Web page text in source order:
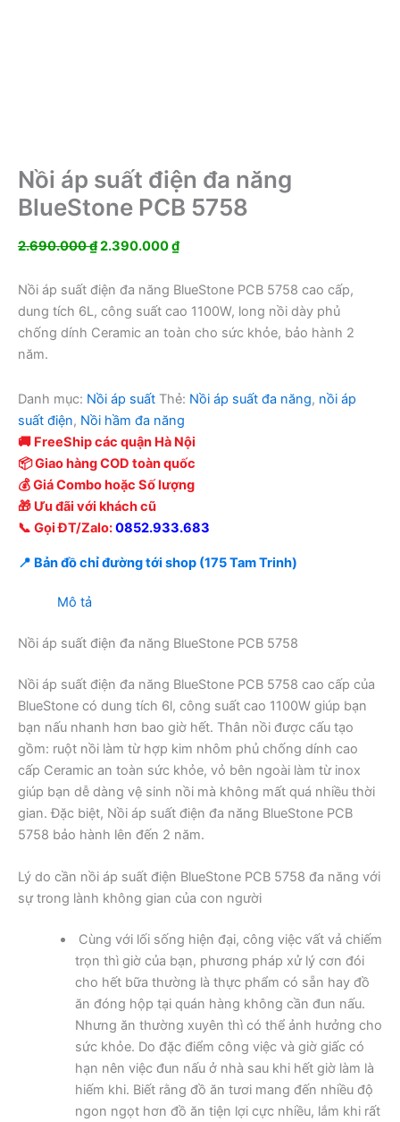
Nồi áp suất điện đa năng
BlueStone PCB 5758
2.690.000₫Giá
là:
2.690.000 ₫.
2.390.000₫Giá
tại
là:
2.390.000 ₫.
Nồi áp suất điện đa năng BlueStone PCB 5758 cao cấp,
dung tích 6L, công suất cao 1100W, long nồi dày phủ
chống dính Ceramic an toàn cho sức khỏe, bảo hành 2
năm.
Danh mục: Nồi áp suất Thẻ: Nồi áp suất đa năng, nồi áp
suất điện, Nồi hầm đa năng
🚚 FreeShip các quận Hà Nội
📦 Giao hàng COD toàn quốc
💰 Giá Combo hoặc Số lượng
🎁 Ưu đãi với khách cũ
📞 Gọi ĐT/Zalo:0852.933.683
📍 Bản đồ chỉ đường tới shop (175 Tam Trinh)
Mô tả
Nồi áp suất điện đa năng BlueStone PCB 5758
Nồi áp suất điện đa năng BlueStone PCB 5758 cao cấp của
BlueStone có dung tích 6l, công suất cao 1100W giúp bạn
bạn nấu nhanh hơn bao giờ hết. Thân nồi được cấu tạo
gồm: ruột nồi làm từ hợp kim nhôm phủ chống dính cao
cấp Ceramic an toàn sức khỏe, vỏ bên ngoài làm từ inox
giúp bạn dễ dàng vệ sinh nồi mà không mất quá nhiều thời
gian. Đặc biệt, Nồi áp suất điện đa năng BlueStone PCB
5758 bảo hành lên đến 2 năm.
Lý do cần nồi áp suất điện BlueStone PCB 5758 đa năng với
sự trong lành không gian của con người
Cùng với lối sống hiện đại, công việc vất vả chiếm
trọn thì giờ của bạn, phương pháp xử lý cơn đói
cho hết bữa thường là thực phẩm có sẵn hay đồ
ăn đóng hộp tại quán hàng không cần đun nấu.
Nhưng ăn thường xuyên thì có thể ảnh hưởng cho
sức khỏe. Do đặc điểm công việc và giờ giấc có
hạn nên việc đun nấu ở nhà sau khi hết giờ làm là
hiếm khi. Biết rằng đồ ăn tươi mang đến nhiều độ
ngon ngọt hơn đồ ăn tiện lợi cực nhiều, lắm khi rất